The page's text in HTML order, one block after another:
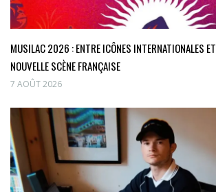
MUSILAC 2026 : ENTRE ICÔNES INTERNATIONALES ET
NOUVELLE SCÈNE FRANÇAISE
7 AOÛT 2026